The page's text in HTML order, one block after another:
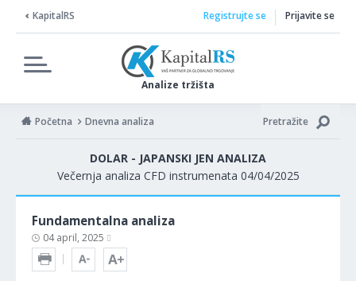
KapitalRS
Analize tržišta
Registrujte se Prijavite se
Početna Dnevna analiza Pretražite
DOLAR - JAPANSKI JEN ANALIZA
Večernja analiza CFD instrumenata 04/04/2025
Fundamentalna analiza
04 april, 2025